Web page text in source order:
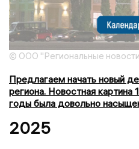
© ООО "Региональные
Предлагаем начать новый
региона. Новостная
годы была довольно
2025